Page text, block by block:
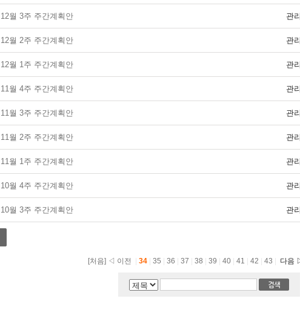
12월 3주 주간계획안 관
12월 2주 주간계획안 관
12월 1주 주간계획안 관
11월 4주 주간계획안 관
11월 3주 주간계획안 관
11월 2주 주간계획안 관
11월 1주 주간계획안 관
10월 4주 주간계획안 관
10월 3주 주간계획안 관
[처음] ◁ 이전 34 35 36 37 38 39 40 41 42 43 다음